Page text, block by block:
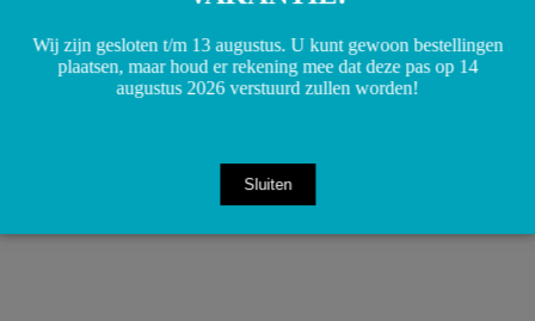
Toevoegen aan winkelwagen
Wij zijn gesloten t/m 13 augustus. U kunt gewoon bestellingen
plaatsen, maar houd er rekening mee dat deze pas op 14
augustus 2026 verstuurd zullen worden!
Sluiten